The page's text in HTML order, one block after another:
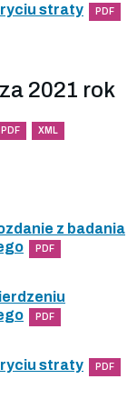
straty PDF
2021 rok
PDF XML
z badania
PDF
PDF
straty PDF